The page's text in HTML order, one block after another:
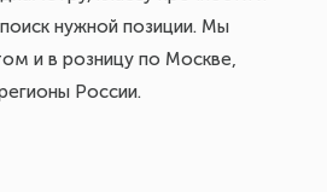
нужной позиции. Мы
и в розницу по Москве,
России.